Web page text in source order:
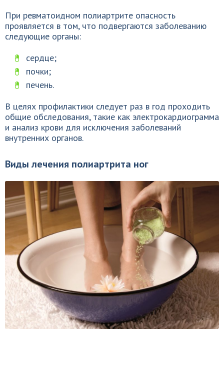
При ревматоидном полиартрите опасность
проявляется в том, что подвергаются заболеванию
следующие органы:
сердце;
почки;
печень.
В целях профилактики следует раз в год проходить
общие обследования, такие как электрокардиограмма
и анализ крови для исключения заболеваний
внутренних органов.
Виды лечения полиартрита ног